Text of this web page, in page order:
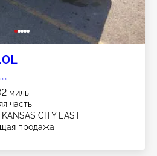
миль
часть
CITY EAST
продажа